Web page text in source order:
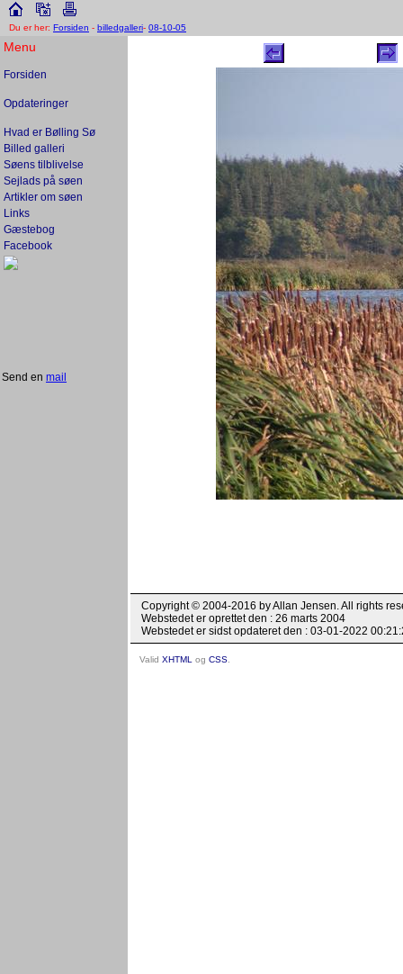
Copyright © 2004-2016 by Allan Jensen. All rights
Webstedet er oprettet den : 26 marts 2004
Webstedet er sidst opdateret den : 03-01-2022
Valid XHTML og CSS
Du er her: Forsiden - billedgalleri- 08-10-05
Menu
Forsiden
Opdateringer
Hvad er Bølling Sø
Billed galleri
Søens tilblivelse
Sejlads på søen
Artikler om søen
Links
Gæstebog
Facebook
Send en mail